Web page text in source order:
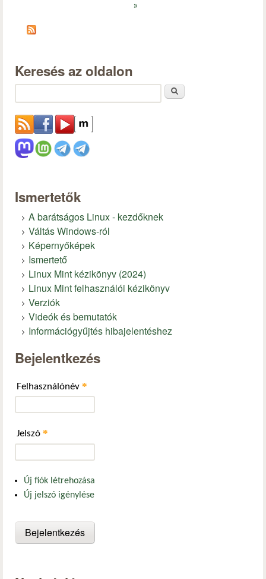
»
Keresés az oldalon
Ismertetők
A barátságos Linux - kezdőknek
Váltás Windows-ról
Képernyőképek
Ismertető
Linux Mint kézikönyv (2024)
Linux Mint felhasználói kézikönyv
Verziók
Videók és bemutatók
Információgyűjtés hibajelentéshez
Bejelentkezés
Felhasználónév *
Jelszó *
Új fiók létrehozása
Új jelszó igénylése